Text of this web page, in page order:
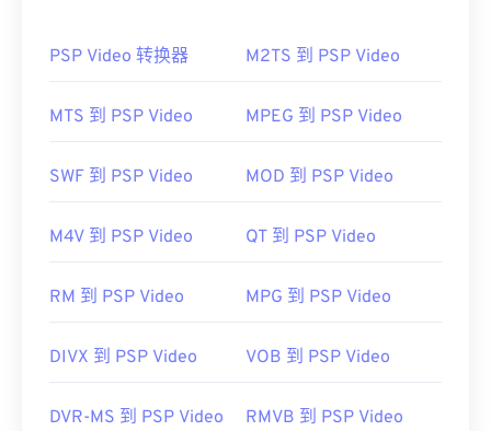
PSP Video 转换器 M2TS 到 PSP Video
MTS 到 PSP Video MPEG 到 PSP Video
SWF 到 PSP Video MOD 到 PSP Video
M4V 到 PSP Video QT 到 PSP Video
RM 到 PSP Video MPG 到 PSP Video
DIVX 到 PSP Video VOB 到 PSP Video
DVR-MS 到 PSP Video RMVB 到 PSP Video